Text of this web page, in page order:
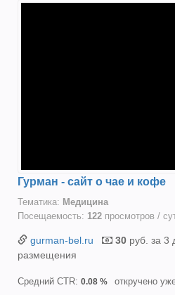
Гурман - сайт о чае и кофе
Тематика: Медицина
Посещаемость: 122 просмотров /
gurman-bel.ru 30 руб. за 3
размещения
Средний CTR: 0.08 % откручено